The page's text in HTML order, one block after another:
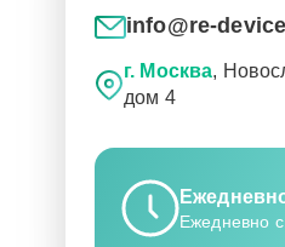
info@re-
г. Москва,
дом 4
Ежедневно